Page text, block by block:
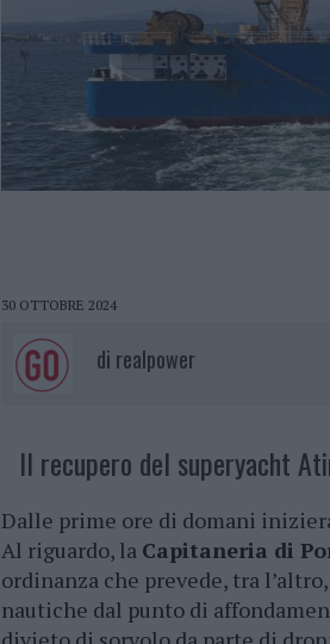
30 OTTOBRE 2024
di realpower
Il recupero del superyacht
Dalle prime ore di domani
Al riguardo, la Capitaneria di
ordinanza che prevede, tra
nautiche dal punto di